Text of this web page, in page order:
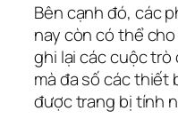
Bên cạnh đó, các
nay còn có thể
ghi lại các cuộc
mà đa số các thiết
được trang bị tính